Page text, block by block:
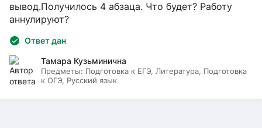
вывод.Получилось 4 абзаца. Что будет? Работу
аннулируют?
Ответ дан
Тамара Кузьминична
Предметы: Подготовка к ЕГЭ, Литература, Подготовка
к ОГЭ, Русский язык